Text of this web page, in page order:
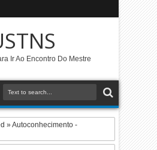
Ir Ao Encontro Do Mestre
»Autoconhecimento -